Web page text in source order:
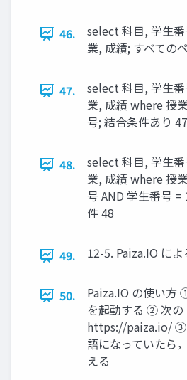
46.
select 科目, 学生
業, 成績; すべての
47.
select 科目, 学生
業, 成績 where 授
号; 結合条件あり 47
48.
select 科目, 学生
業, 成績 where 授
号 AND 学生番号 =
件 48
49. 12-5. Paiza.IO に
50.
Paiza.IO の使い方
を起動する ② 次の
https://paiza.io/ ③
語になっていたら
える